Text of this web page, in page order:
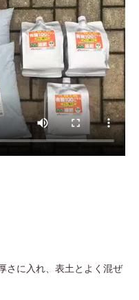
に入れ、表土とよく混ぜ